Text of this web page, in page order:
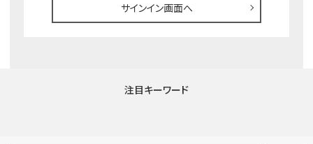
サインイン画面へ
注目キーワード